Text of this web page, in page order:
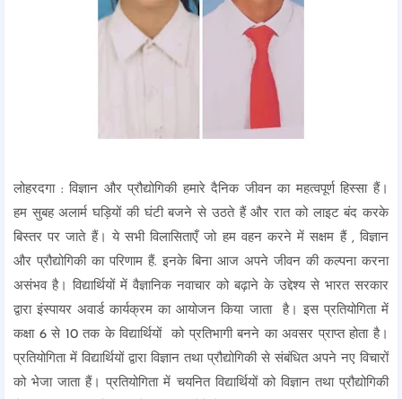
लोहरदगा : विज्ञान और प्रौद्योगिकी हमारे दैनिक जीवन का महत्वपूर्ण हिस्सा हैं।
हम सुबह अलार्म घड़ियों की घंटी बजने से उठते हैं और रात को लाइट बंद करके
बिस्तर पर जाते हैं। ये सभी विलासिताएँ जो हम वहन करने में सक्षम हैं , विज्ञान
और प्रौद्योगिकी का परिणाम हैं. इनके बिना आज अपने जीवन की कल्पना करना
असंभव है। विद्यार्थियों में वैज्ञानिक नवाचार को बढ़ाने के उद्देश्य से भारत सरकार
द्वारा इंस्पायर अवार्ड कार्यक्रम का आयोजन किया जाता है। इस प्रतियोगिता में
कक्षा 6 से 10 तक के विद्यार्थियों को प्रतिभागी बनने का अवसर प्राप्त होता है।
प्रतियोगिता में विद्यार्थियों द्वारा विज्ञान तथा प्रौद्योगिकी से संबंधित अपने नए विचारों
को भेजा जाता हैं। प्रतियोगिता में चयनित विद्यार्थियों को विज्ञान तथा प्रौद्योगिकी